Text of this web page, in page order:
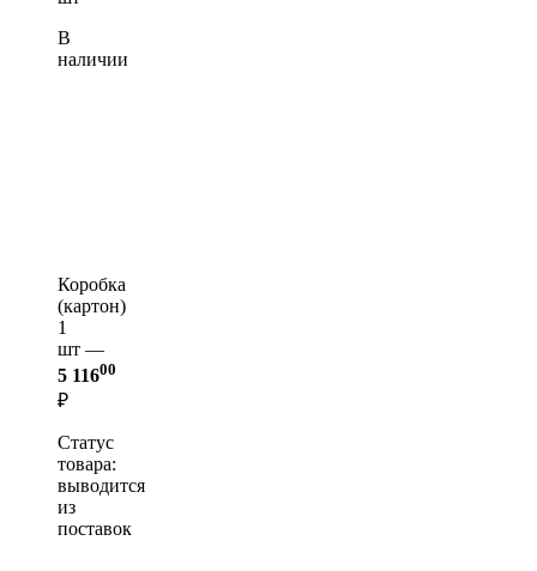
В
наличии
Коробка
(картон)
1
шт —
5 11600
₽
Статус
товара:
выводится
из
поставок